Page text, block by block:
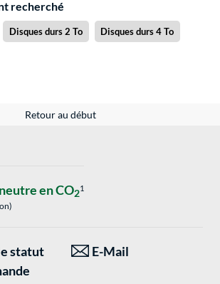
recherché
Disques durs 2 To Disques durs 4 To
Retour au début
neutre en CO21
statut
E-Mail